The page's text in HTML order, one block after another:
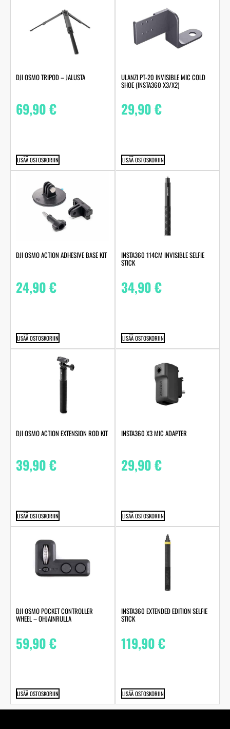
DJI OSMO TRIPOD – JALUSTA
69,90€
LISÄÄ OSTOSKORIIN
ULANZI PT-20 INVISIBLE MIC COLD
SHOE (INSTA360 X3/X2)
29,90€
LISÄÄ OSTOSKORIIN
DJI OSMO ACTION ADHESIVE BASE KIT
24,90€
LISÄÄ OSTOSKORIIN
INSTA360 114CM INVISIBLE SELFIE
STICK
34,90€
LISÄÄ OSTOSKORIIN
DJI OSMO ACTION EXTENSION ROD KIT
39,90€
LISÄÄ OSTOSKORIIN
INSTA360 X3 MIC ADAPTER
29,90€
LISÄÄ OSTOSKORIIN
DJI OSMO POCKET CONTROLLER
WHEEL – OHJAINRULLA
59,90€
LISÄÄ OSTOSKORIIN
INSTA360 EXTENDED EDITION SELFIE
STICK
119,90€
LISÄÄ OSTOSKORIIN